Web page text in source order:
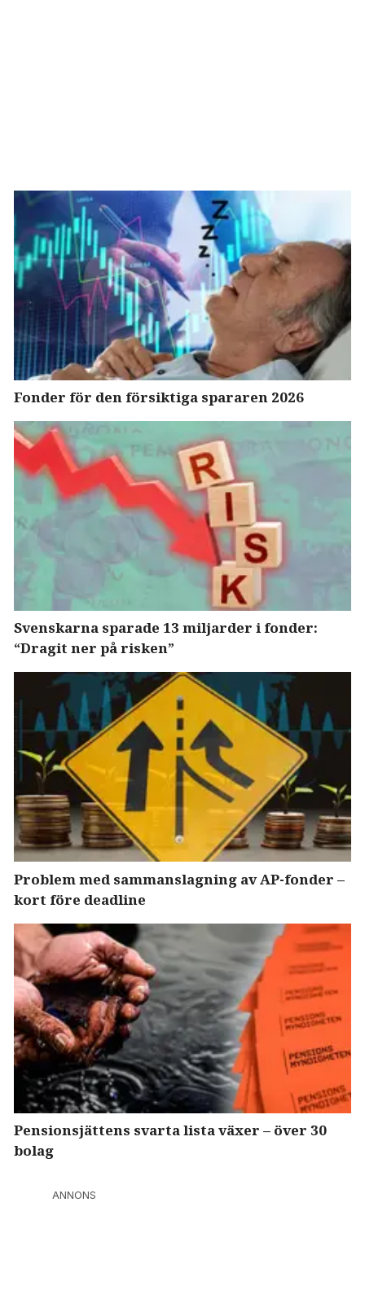
Fonder för den försiktiga spararen 2026
Svenskarna sparade 13 miljarder i fonder:
“Dragit ner på risken”
Problem med sammanslagning av AP-fonder –
kort före deadline
Pensionsjättens svarta lista växer – över 30
bolag
ANNONS